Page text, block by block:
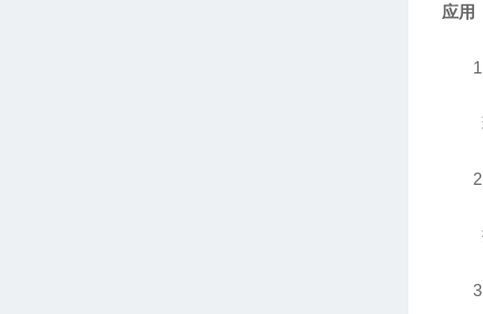
应用